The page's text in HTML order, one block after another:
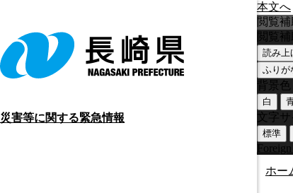
本文へ
災害等に関する緊急情報
閲覧補
閲覧補
読み上
ふりが
背景色
白
文字
標準
ホー